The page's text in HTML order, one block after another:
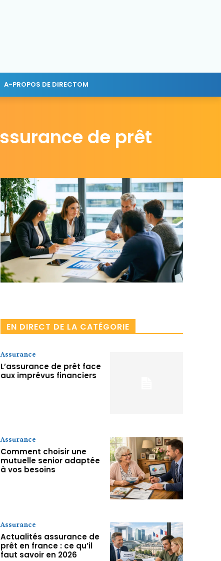
A-PROPOS DE DIRECTOM
de prêt
EN DIRECT DE LA CATÉGORIE
Assurance
L’assurance de prêt face
aux imprévus financiers
Assurance
Comment choisir une
mutuelle senior adaptée
à vos besoins
Assurance
Actualités assurance de
prêt en france : ce qu’il
faut savoir en 2026